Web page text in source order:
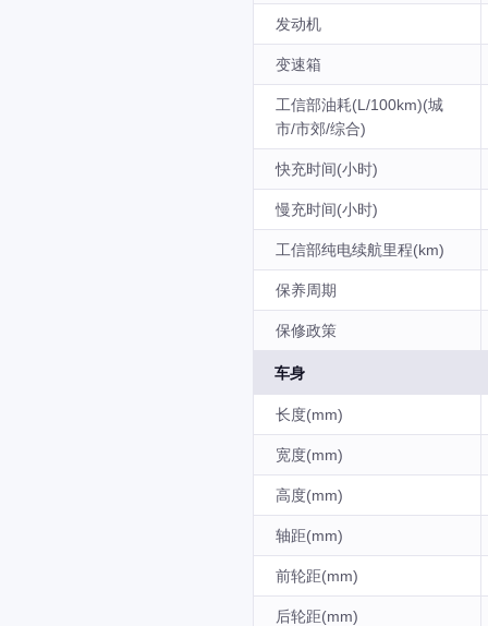
发动机
变速箱
工信部油耗(L/100km)(城
市/市郊/综合)
快充时间(小时)
慢充时间(小时)
工信部纯电续航里程(km)
保养周期
保修政策
车身
长度(mm)
宽度(mm)
高度(mm)
轴距(mm)
前轮距(mm)
后轮距(mm)